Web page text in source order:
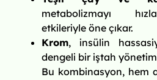
metabolizmayı
etkileriyle öne çıkar.
Krom, insülin
dengeli bir iştah
Bu kombinasyon, hem